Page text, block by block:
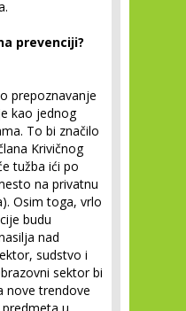
prevenciji?
prepoznavanje
kao jednog
To bi značilo
Krivičnog
tužba ići po
na privatnu
Osim toga, vrlo
budu
nad
sudstvo i
sektor bi
nove trendove